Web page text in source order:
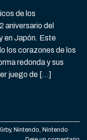
de los
aniversario del
en Japón. Este
los corazones de los
redonda y sus
juego de […]
, Nintendo, Nintendo